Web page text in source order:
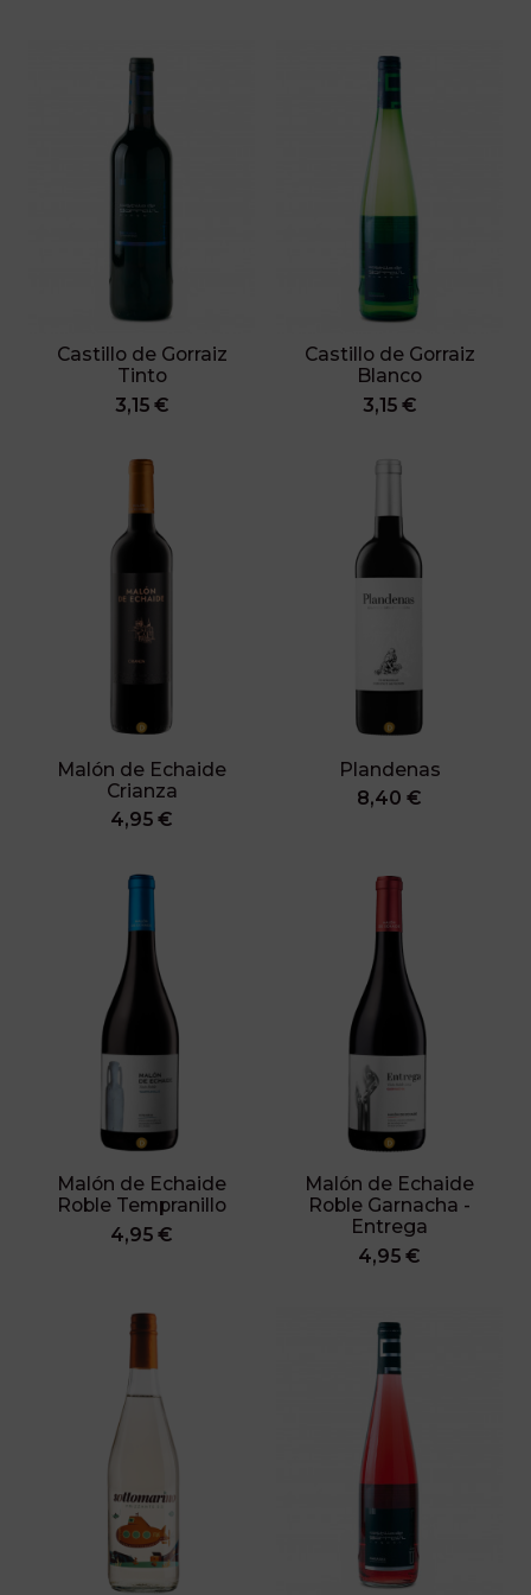
Castillo de Gorraiz
Tinto
3,15 €
Castillo de Gorraiz
Blanco
3,15 €
Malón de Echaide
Crianza
4,95 €
Plandenas
8,40 €
Malón de Echaide
Roble Tempranillo
4,95 €
Malón de Echaide
Roble Garnacha -
Entrega
4,95 €